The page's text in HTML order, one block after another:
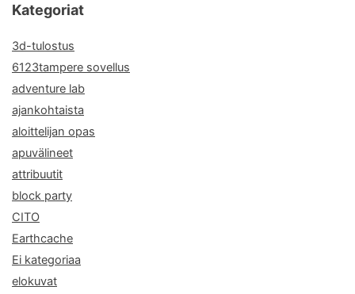
Kategoriat
3d-tulostus
6123tampere sovellus
adventure lab
ajankohtaista
aloittelijan opas
apuvälineet
attribuutit
block party
CITO
Earthcache
Ei kategoriaa
elokuvat